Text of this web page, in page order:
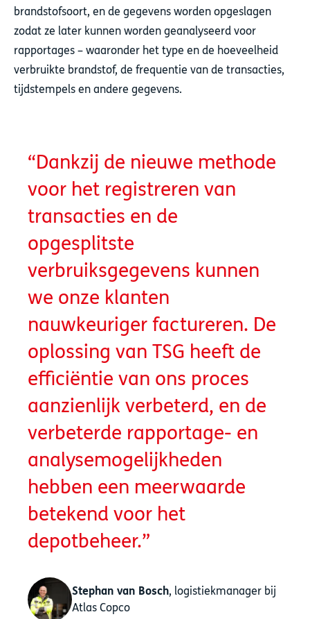
brandstofsoort, en de gegevens worden opgeslagen
zodat ze later kunnen worden geanalyseerd voor
rapportages – waaronder het type en de hoeveelheid
verbruikte brandstof, de frequentie van de transacties,
tijdstempels en andere gegevens.
Dankzij de nieuwe methode
voor het registreren van
transacties en de
opgesplitste
verbruiksgegevens kunnen
we onze klanten
nauwkeuriger factureren. De
oplossing van TSG heeft de
efficiëntie van ons proces
aanzienlijk verbeterd, en de
verbeterde rapportage- en
analysemogelijkheden
hebben een meerwaarde
betekend voor het
depotbeheer.
Stephan van Bosch, logistiekmanager bij
Atlas Copco